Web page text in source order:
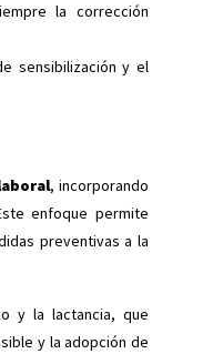
la corrección
sensibilización y el
, incorporando
enfoque permite
preventivas a la
y la lactancia, que
y la adopción de